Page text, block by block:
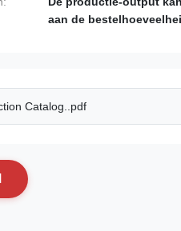
aan de
Catalog..pdf